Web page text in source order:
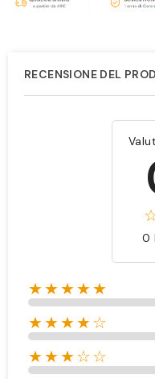
RECENSIONE DEL
0
★★★★★
★★★★☆
★★★☆☆